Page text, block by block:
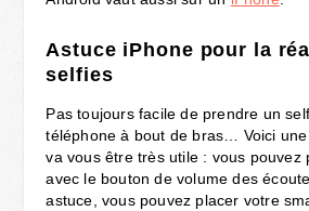
Astuce iPhone pour la
selfies
Pas toujours facile de prendre un
téléphone à bout de bras… Voici une
va vous être très utile : vous pouvez
avec le bouton de volume des
astuce, vous pouvez placer votre